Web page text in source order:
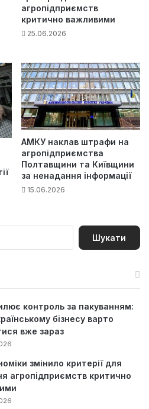
агропідприємств
критично важливими
25.06.2026
АМКУ наклав штрафи на
агропідприємства
Полтавщини та Київщини
за ненадання інформації
15.06.2026
П
контроль за пакуванням:
бізнесу варто
вже зараз
змінило критерії для
агропідприємств критично